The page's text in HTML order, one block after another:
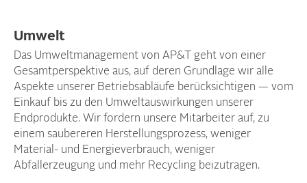
Umwelt
Das Umweltmanagement von AP&T geht von einer
Gesamtperspektive aus, auf deren Grundlage wir alle
Aspekte unserer Betriebsabläufe berücksichtigen — vom
Einkauf bis zu den Umweltauswirkungen unserer
Endprodukte. Wir fordern unsere Mitarbeiter auf, zu
einem saubereren Herstellungsprozess, weniger
Material- und Energieverbrauch, weniger
Abfallerzeugung und mehr Recycling beizutragen.